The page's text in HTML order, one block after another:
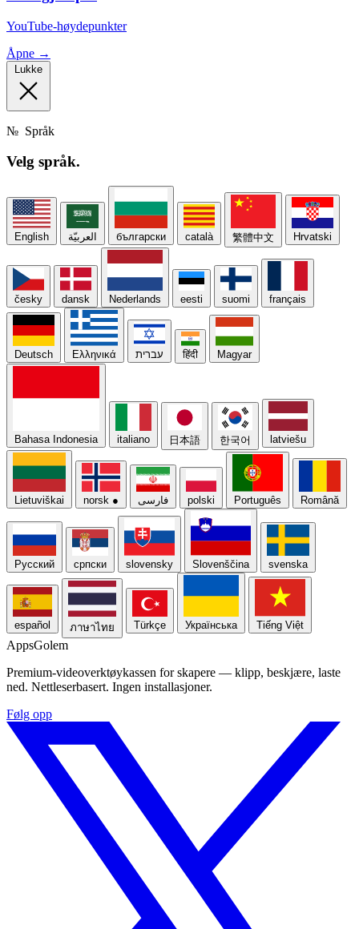
YouTube-høydepunkter
Åpne →
Lukke
№ Språk
Velg språk.
English العربيّة български català 繁體中文 Hrvatski
česky dansk Nederlands eesti suomi français
Deutsch Ελληνικά עברית हिंदी Magyar
Bahasa Indonesia italiano 日本語 한국어 latviešu
Lietuviškai norsk ● فارسی polski Português Română
Русский српски slovensky Slovenščina svenska
español ภาษาไทย Türkçe Українська Tiếng Việt
AppsGolem
Premium-videoverktøykassen for skapere — klipp, beskjære, laste
ned. Nettleserbasert. Ingen installasjoner.
Følg opp